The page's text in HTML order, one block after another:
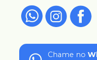
Chame no